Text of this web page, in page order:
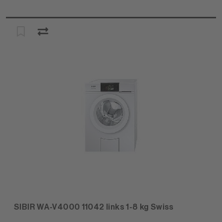
SIBIR WA-V4000 11042 links 1-8 kg Swiss